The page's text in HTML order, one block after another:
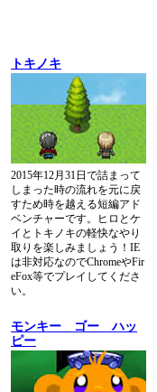
トキノキ
2015年12月31日で詰まって
しまった時の流れを元に戻
すため時を越える短編アド
ベンチャーです。ヒロとケ
イとトキノキの軽快なやり
取りを楽しみましょう！IE
は非対応なのでChromeやFir
eFox等でプレイしてくださ
い。
モンキー ゴー ハッ
ピー